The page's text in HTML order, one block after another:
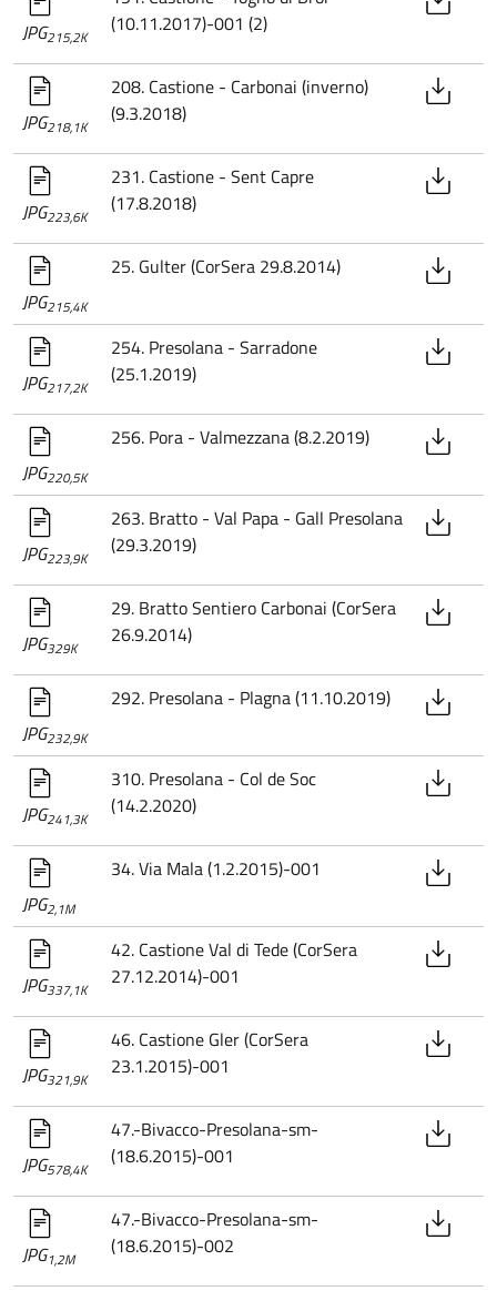
JPG215,2K
(10.11.2017)-001 (2)
JPG218,1K
208. Castione - Carbonai (inverno)
(9.3.2018)
JPG223,6K
231. Castione - Sent Capre
(17.8.2018)
JPG215,4K
25. Gulter (CorSera 29.8.2014)
JPG217,2K
254. Presolana - Sarradone
(25.1.2019)
JPG220,5K
256. Pora - Valmezzana (8.2.2019)
JPG223,9K
263. Bratto - Val Papa - Gall Presolana
(29.3.2019)
JPG329K
29. Bratto Sentiero Carbonai (CorSera
26.9.2014)
JPG232,9K
292. Presolana - Plagna (11.10.2019)
JPG241,3K
310. Presolana - Col de Soc
(14.2.2020)
JPG2,1M
34. Via Mala (1.2.2015)-001
JPG337,1K
42. Castione Val di Tede (CorSera
27.12.2014)-001
JPG321,9K
46. Castione Gler (CorSera
23.1.2015)-001
JPG578,4K
47.-Bivacco-Presolana-sm-
(18.6.2015)-001
JPG1,2M
47.-Bivacco-Presolana-sm-
(18.6.2015)-002